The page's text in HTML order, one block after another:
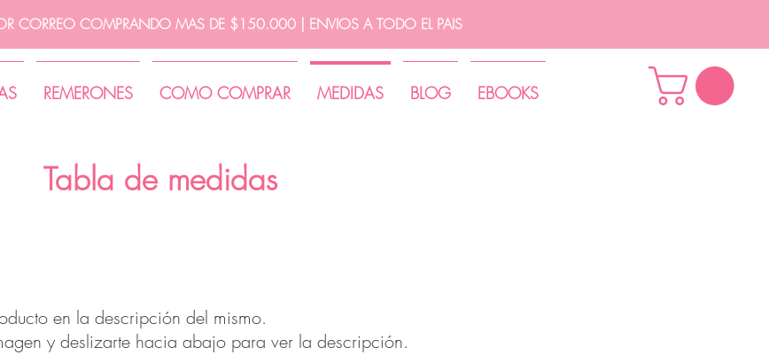
CORREO COMPRANDO MAS DE $150.000 | ENVIOS A TODO EL PAIS
REMERONES COMO COMPRAR MEDIDAS BLOG EBOOKS
Tabla de medidas
en la descripción del mismo.
y deslizarte hacia abajo para ver la descripción.